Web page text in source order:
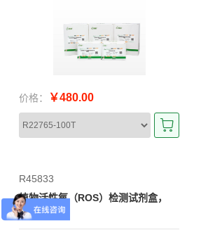
价格： ￥480.00
R45833
植物活性氧（ROS）检测试剂盒，